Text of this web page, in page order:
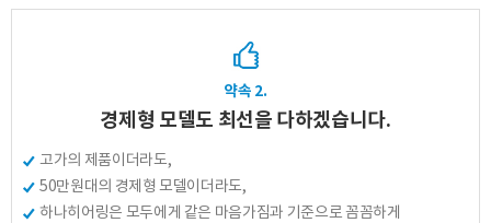
약속 2.
경제형 모델도 최선을 다하겠습니다.
고가의 제품이더라도,
50만원대의 경제형 모델이더라도,
하나히어링은 모두에게 같은 마음가짐과 기준으로 꼼꼼하게
바로 예약하기
이름